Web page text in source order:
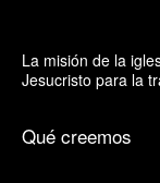
La misión de la
Jesucristo para la
Qué creemos